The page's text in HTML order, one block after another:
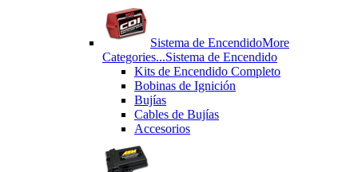
Sistema de EncendidoMore
Categories...Sistema de Encendido
Kits de Encendido Completo
Bobinas de Ignición
Bujías
Cables de Bujías
Accesorios